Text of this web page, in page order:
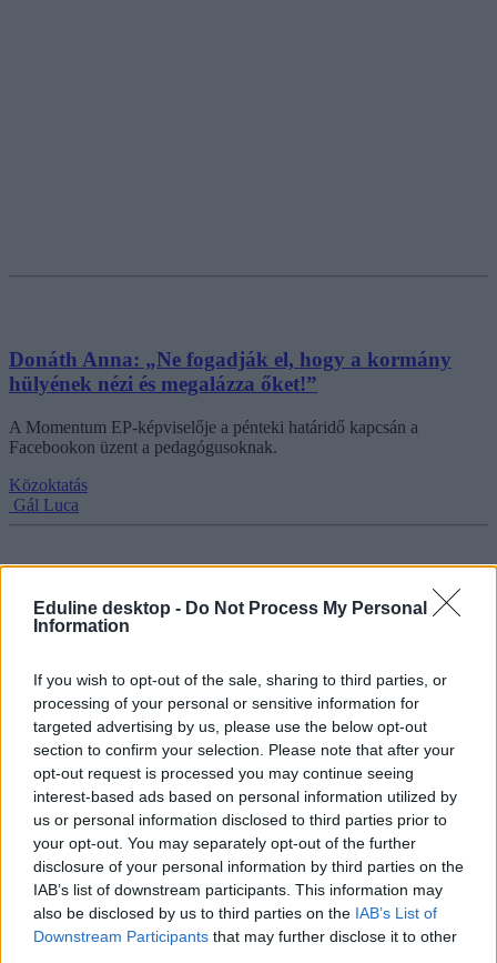
Eduline desktop - Do Not Process My Personal
Information
If you wish to opt-out of the sale, sharing to third parties, or
processing of your personal or sensitive information for
targeted advertising by us, please use the below opt-out
section to confirm your selection. Please note that after your
opt-out request is processed you may continue seeing
interest-based ads based on personal information utilized by
us or personal information disclosed to third parties prior to
your opt-out. You may separately opt-out of the further
disclosure of your personal information by third parties on the
IAB’s list of downstream participants. This information may
also be disclosed by us to third parties on the IAB’s List of
Downstream Participants that may further disclose it to other
Donáth Anna: „Ne fogadják el, hogy a kormány
hülyének nézi és megalázza őket!”
A Momentum EP-képviselője a pénteki határidő kapcsán a
Facebookon üzent a pedagógusoknak.
Közoktatás
Gál Luca
30 pályaelhagyó tanár nevét fújta fel a
Belügyminisztérium elé a Momentum
A reggeli demonstrációval a státusztörvény negatív
következményeire szerették volna felhívni a figyelmet.
Közoktatás
Tornyos Kata
Elbocsátották a december óta tüntető momentumos
tanárt
Múlt héten levélben rúgták ki Dukán András Ferencet, a Madách
Imre Gimnázium tanárát, aki több mint 250 napon át azzal tüntetett a